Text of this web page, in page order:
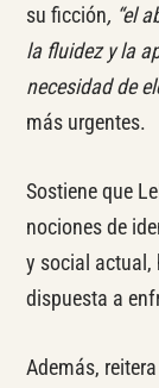
su ficción, “el
la fluidez y la
necesidad de
más urgentes.
Sostiene que
nociones de
y social actual,
dispuesta a
Además,